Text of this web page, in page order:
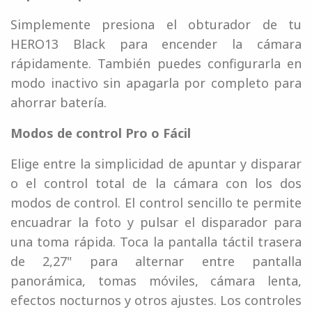
Simplemente presiona el obturador de tu
HERO13 Black para encender la cámara
rápidamente. También puedes configurarla en
modo inactivo sin apagarla por completo para
ahorrar batería.
Modos de control Pro o Fácil
Elige entre la simplicidad de apuntar y disparar
o el control total de la cámara con los dos
modos de control. El control sencillo te permite
encuadrar la foto y pulsar el disparador para
una toma rápida. Toca la pantalla táctil trasera
de 2,27" para alternar entre pantalla
panorámica, tomas móviles, cámara lenta,
efectos nocturnos y otros ajustes. Los controles